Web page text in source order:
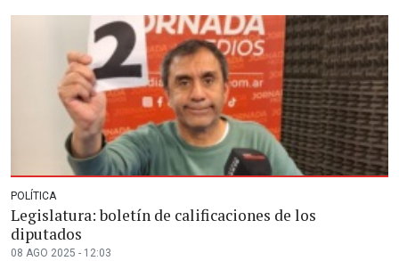
POLÍTICA
Legislatura: boletín de calificaciones de los
diputados
08 AGO 2025 - 12:03